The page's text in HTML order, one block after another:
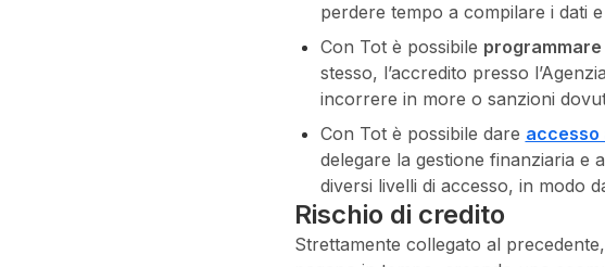
perdere tempo a compilare i dati
Con Tot è possibile programmare
stesso, l’accredito presso
incorrere in more o sanzioni
Con Tot è possibile dare accesso
delegare la gestione finanziaria e
diversi livelli di accesso, in modo
Rischio di credito
Strettamente collegato al